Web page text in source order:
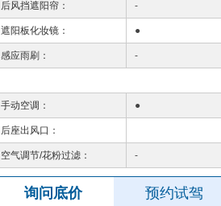
后风挡遮阳帘： -
遮阳板化妆镜： ●
感应雨刷： -
手动空调： ●
后座出风口：
空气调节/花粉过滤： -